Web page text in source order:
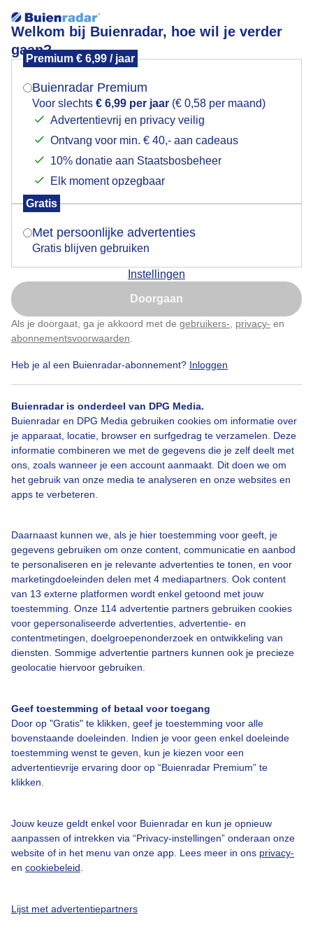
Welkom bij Buienradar, hoe wil je verder
gaan?
Premium € 6,99 / jaar
Buienradar Premium
Voor slechts € 6,99 per jaar (€ 0,58 per maand)
Advertentievrij en privacy veilig
Ontvang voor min. € 40,- aan cadeaus
10% donatie aan Staatsbosbeheer
Elk moment opzegbaar
Gratis
Met persoonlijke advertenties
Gratis blijven gebruiken
Instellingen
Doorgaan
Als je doorgaat, ga je akkoord met de gebruikers- privacy- en
abonnementsvoorwaarden
Heb je al een Buienradar-abonnement? Inloggen
Buienradar is onderdeel van DPG Media.
Buienradar en DPG Media gebruiken cookies om informatie over
je apparaat, locatie, browser en surfgedrag te verzamelen. Deze
informatie combineren we met de gegevens die je zelf deelt met
ons, zoals wanneer je een account aanmaakt. Dit doen we om
het gebruik van onze media te analyseren en onze websites en
apps te verbeteren.
Daarnaast kunnen we, als je hier toestemming voor geeft, je
gegevens gebruiken om onze content, communicatie en aanbod
te personaliseren en je relevante advertenties te tonen, en voor
marketingdoeleinden delen met 4 mediapartners. Ook content
van 13 externe platformen wordt enkel getoond met jouw
toestemming. Onze 114 advertentie partners gebruiken cookies
voor gepersonaliseerde advertenties, advertentie- en
contentmetingen, doelgroepenonderzoek en ontwikkeling van
diensten. Sommige advertentie partners kunnen ook je precieze
geolocatie hiervoor gebruiken.
Geef toestemming of betaal voor toegang
Door op "Gratis" te klikken, geef je toestemming voor alle
bovenstaande doeleinden. Indien je voor geen enkel doeleinde
toestemming wenst te geven, kun je kiezen voor een
advertentievrije ervaring door op “Buienradar Premium” te
klikken.
Jouw keuze geldt enkel voor Buienradar en kun je opnieuw
aanpassen of intrekken via “Privacy-instellingen” onderaan onze
website of in het menu van onze app. Lees meer in ons privacy-
en cookiebeleid
Lijst met advertentiepartners
Feestweek
vanmorgen met best lekker weer....
Door: Ton Wesselius
1
Bekijk slideshow
Een moment geduld aub...
Over Buienradar
Veelgestelde vragen
Contact
Toegankelijkheid
Gebruikersvoorwaarden
Buienradar Team
Privacy beleid
Privacy instellingen
Mogen we je locatie gebruiken voor het
Indien je hier nog geen akkoord op hebt gegeven,
verschijnt er zo een pop-up uit je browser waarin
Is goed, toon de popup
Nu niet, misschien later
Klik hierom dit aan te passen